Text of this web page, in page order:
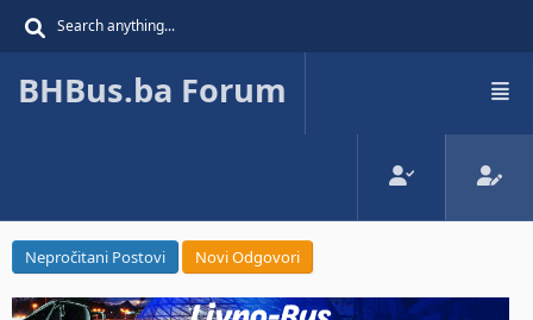
BHBus.ba Forum
Nepročitani Postovi Novi Odgovori